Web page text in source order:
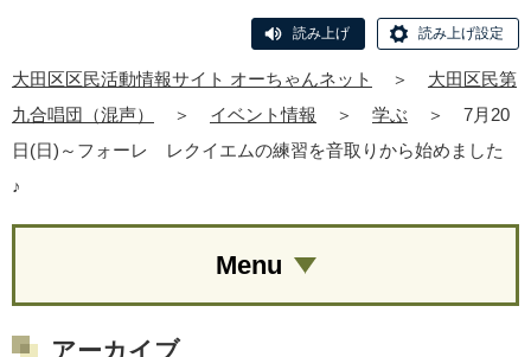
読み上げ 読み上げ設定
大田区区民活動情報サイト オーちゃんネット ＞
大田区民第
九合唱団（混声）
＞ イベント情報 ＞ 学ぶ ＞
7月20
日(日)～フォーレ レクイエムの練習を音取りから始めました
♪
Menu
アーカイブ